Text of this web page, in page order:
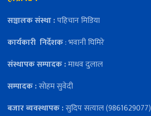
सञ्चालक संस्था :पहिचान मिडिया
कार्यकारी निर्देशक: भवानी घिमिरे
संस्थापक सम्पादक :माधव दुलाल
सम्पादक :सोहम सुवेदी
बजार ब्यवस्थापक :सुदिप सत्याल (9861629077)